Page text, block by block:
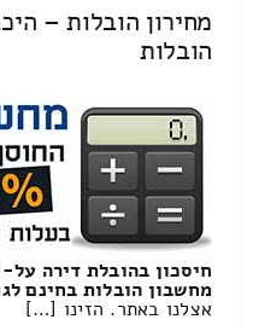
מחירון הובלות –
הובלות
חיסכון בהובלת דירה
מחשבון הובלות בחינם
אצלנו באתר. הזינו […]